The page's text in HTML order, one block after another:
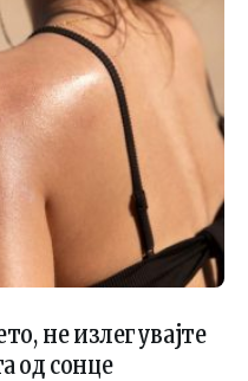
не излегувајте
од сонце